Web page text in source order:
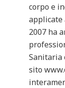
corpo e
applicate
2007 ha
Sanitaria
sito